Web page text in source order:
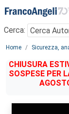
Menu
Cerca:
Main content
Home Sicurezza,
CHIUSURA
SOSPESE PER